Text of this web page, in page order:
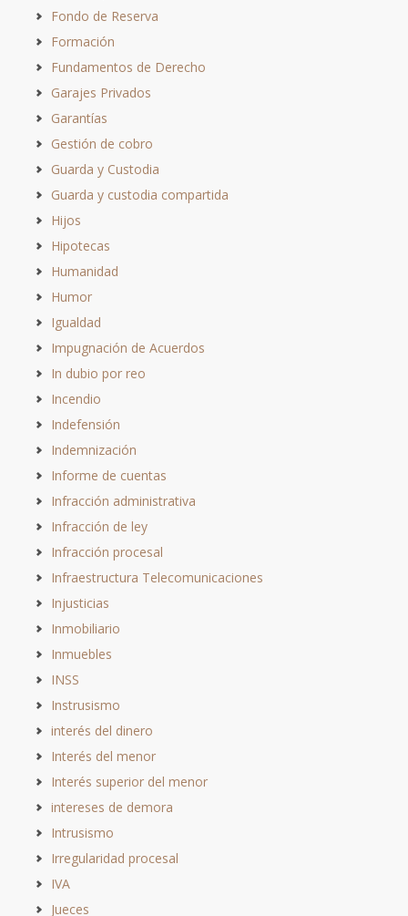
Fondo de Reserva
Formación
Fundamentos de Derecho
Garajes Privados
Garantías
Gestión de cobro
Guarda y Custodia
Guarda y custodia compartida
Hijos
Hipotecas
Humanidad
Humor
Igualdad
Impugnación de Acuerdos
In dubio por reo
Incendio
Indefensión
Indemnización
Informe de cuentas
Infracción administrativa
Infracción de ley
Infracción procesal
Infraestructura Telecomunicaciones
Injusticias
Inmobiliario
Inmuebles
INSS
Instrusismo
interés del dinero
Interés del menor
Interés superior del menor
intereses de demora
Intrusismo
Irregularidad procesal
IVA
Jueces